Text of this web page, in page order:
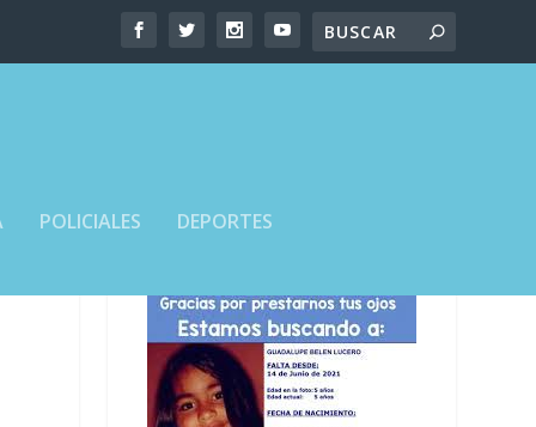
POLICIALES DEPORTES